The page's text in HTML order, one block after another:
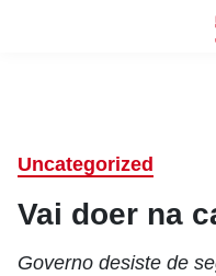
Uncategorized
Vai doer na
Governo desiste de